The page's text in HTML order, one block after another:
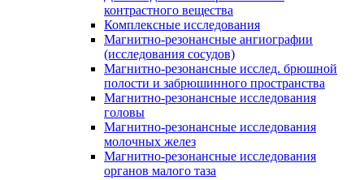
контрастного вещества
Комплексные исследования
Магнитно-резонансные ангиографии
(исследования сосудов)
Магнитно-резонансные исслед. брюшной
полости и забрюшинного пространства
Магнитно-резонансные исследования
головы
Магнитно-резонансные исследования
молочных желез
Магнитно-резонансные исследования
органов малого таза